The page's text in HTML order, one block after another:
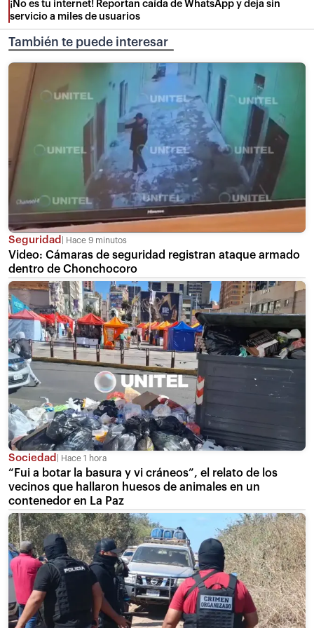
¡No es tu internet! Reportan caída de WhatsApp y deja sin
servicio a miles de usuarios
También te puede interesar
Seguridad Hace 9 minutos
Video: Cámaras de seguridad registran ataque armado
dentro de Chonchocoro
Sociedad Hace 1 hora
“Fui a botar la basura y vi cráneos”, el relato de los
vecinos que hallaron huesos de animales en un
contenedor en La Paz